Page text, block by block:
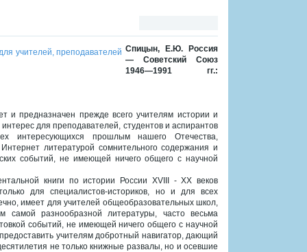
Спицын, Е.Ю. Россия
— Советский Союз
1946—1991 гг.:
и предназначен прежде всего учителям истории и
для преподавателей, студентов и аспирантов
интересующихся прошлым нашего Отечества,
литературой сомнительного содержания и
событий, не имеющей ничего общего с научной
книги по истории России XVIII - XX веков
для специалистов-историков, но и для всех
имеет для учителей общеобразовательных школ,
разнообразной литературы, часто весьма
событий, не имеющей ничего общего с научной
учителям добротный навигатор, дающий
не только книжные развалы, но и осевшие